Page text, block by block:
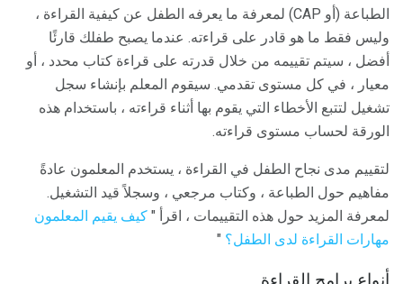
الطباعة (أو CAP) لمعرفة ما يعرفه الطفل عن كيفية القراءة ،
وليس فقط ما هو قادر على قراءته. عندما يصبح طفلك قارئًا
أفضل ، سيتم تقييمه من خلال قدرته على قراءة كتاب محدد ، أو
معيار ، في كل مستوى تقدمي. سيقوم المعلم بإنشاء سجل
تشغيل لتتبع الأخطاء التي يقوم بها أثناء قراءته ، باستخدام هذه
الورقة لحساب مستوى قراءته.
لتقييم مدى نجاح الطفل في القراءة ، يستخدم المعلمون عادةً
مفاهيم حول الطباعة ، وكتاب مرجعي ، وسجلاً قيد التشغيل.
لمعرفة المزيد حول هذه التقييمات ، اقرأ " كيف يقيم المعلمون
مهارات القراءة لدى الطفل؟ "